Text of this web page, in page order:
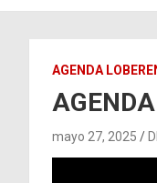
AGENDA
mayo 27, 2025